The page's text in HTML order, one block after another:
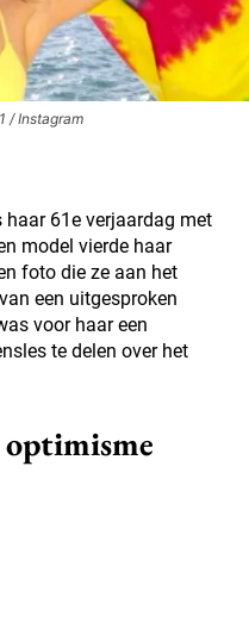
/ Instagram
61e verjaardag met
model vierde haar
foto die ze aan het
een uitgesproken
voor haar een
te delen over het
optimisme